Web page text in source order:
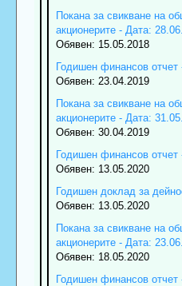
Покана за свикване на
акционерите - Дата:
Обявен: 15.05.2018
Годишен финансов отчет
Обявен: 23.04.2019
Покана за свикване на
акционерите - Дата:
Обявен: 30.04.2019
Годишен финансов отчет
Обявен: 13.05.2020
Годишен доклад за
Обявен: 13.05.2020
Покана за свикване на
акционерите - Дата:
Обявен: 18.05.2020
Годишен финансов отчет